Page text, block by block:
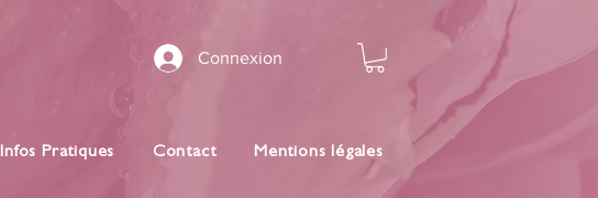
Connexion
Infos Pratiques Contact Mentions légales